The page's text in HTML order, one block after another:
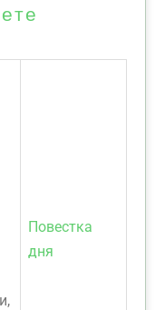
Повестка
дня